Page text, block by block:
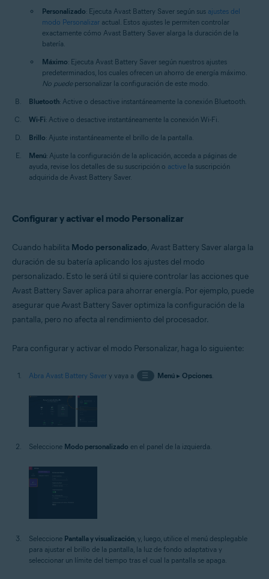
Personalizado: Ejecuta Avast Battery Saver según sus ajustes del
modo Personalizar actual. Estos ajustes le permiten controlar
exactamente cómo Avast Battery Saver alarga la duración de la
batería.
Máximo: Ejecuta Avast Battery Saver según nuestros ajustes
predeterminados, los cuales ofrecen un ahorro de energía máximo.
No puedepersonalizar la configuración de este modo.
Bluetooth: Active o desactive instantáneamente la conexión Bluetooth.
Wi-Fi: Active o desactive instantáneamente la conexión Wi-Fi.
Brillo: Ajuste instantáneamente el brillo de la pantalla.
Menú: Ajuste la configuración de la aplicación, acceda a páginas de
ayuda, revise los detalles de su suscripción o active la suscripción
adquirida de Avast Battery Saver.
Configurar y activar el modo Personalizar
Cuando habilita Modo personalizado, Avast Battery Saver alarga la
duración de su batería aplicando los ajustes del modo
personalizado. Esto le será útil si quiere controlar las acciones que
Avast Battery Saver aplica para ahorrar energía. Por ejemplo, puede
asegurar que Avast Battery Saver optimiza la configuración de la
pantalla, pero no afecta al rendimiento del procesador.
Para configurar y activar el modo Personalizar, haga lo siguiente:
Abra Avast Battery Saver y vaya a ☰ Menú▸ Opciones.
Seleccione Modo personalizado en el panel de la izquierda.
Seleccione Pantalla y visualización , y, luego, utilice el menú desplegable
para ajustar el brillo de la pantalla, la luz de fondo adaptativa y
seleccionar un límite del tiempo tras el cual la pantalla se apaga.